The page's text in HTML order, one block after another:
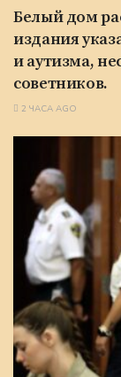
Белый дом
издания
и аутизма,
советников.
2 ЧАСА AGO